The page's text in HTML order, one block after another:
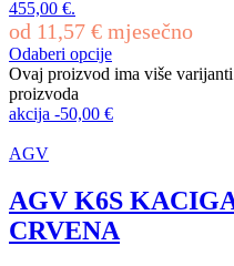
455,00 €.
od 11,57 € mjesečno
Odaberi opcije
Ovaj proizvod ima više
proizvoda
akcija -50,00 €
AGV
AGV K6S
CRVENA